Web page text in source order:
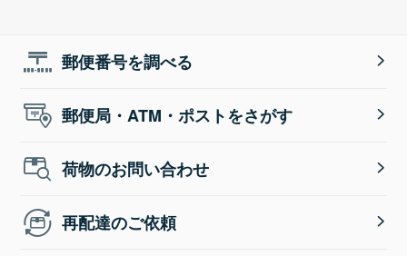
郵便番号を調べる
郵便局・ATM・ポストをさがす
荷物のお問い合わせ
再配達のご依頼